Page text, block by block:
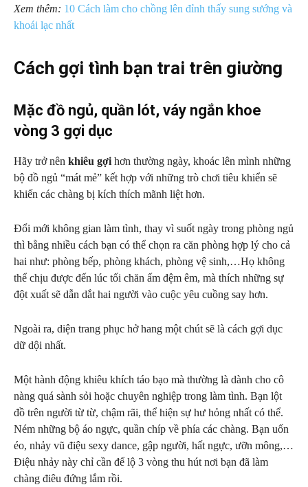
Xem thêm: 10 Cách làm cho chồng lên đỉnh thấy sung sướng và
khoái lạc nhất
Cách gợi tình bạn trai trên giường
Mặc đồ ngủ, quần lót, váy ngắn khoe
vòng 3 gợi dục
Hãy trở nên khiêu gợi hơn thường ngày, khoác lên mình những
bộ đồ ngủ “mát mẻ” kết hợp với những trò chơi tiêu khiển sẽ
khiến các chàng bị kích thích mãnh liệt hơn.
Đổi mới không gian làm tình, thay vì suốt ngày trong phòng ngủ
thì bằng nhiều cách bạn có thể chọn ra căn phòng hợp lý cho cả
hai như: phòng bếp, phòng khách, phòng vệ sinh,…Họ không
thể chịu được đến lúc tối chăn ấm đệm êm, mà thích những sự
đột xuất sẽ dẫn dắt hai người vào cuộc yêu cuồng say hơn.
Ngoài ra, diện trang phục hở hang một chút sẽ là cách gợi dục
dữ dội nhất.
Một hành động khiêu khích táo bạo mà thường là dành cho cô
nàng quá sành sỏi hoặc chuyên nghiệp trong làm tình. Bạn lột
đồ trên người từ từ, chậm rãi, thể hiện sự hư hỏng nhất có thể.
Ném những bộ áo ngực, quần chíp về phía các chàng. Bạn uốn
éo, nhảy vũ điệu sexy dance, gập người, hất ngực, ưỡn mông,…
Điệu nhảy này chỉ cần để lộ 3 vòng thu hút nơi bạn đã làm
chàng điêu đứng lắm rồi.